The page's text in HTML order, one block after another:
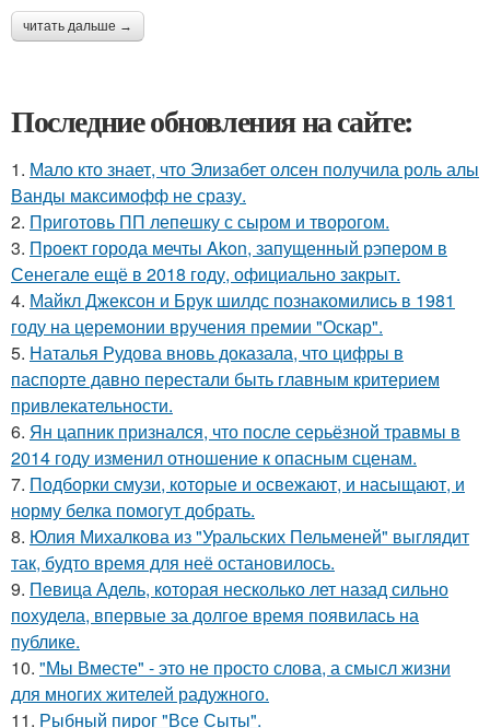
читать дальше →
Последние обновления на сайте:
1. Мало кто знает, что Элизабет олсен получила роль алы
Ванды максимофф не сразу.
2. Приготовь ПП лепешку с сыром и творогом.
3. Проект города мечты Akon, запущенный рэпером в
Сенегале ещё в 2018 году, официально закрыт.
4. Майкл Джексон и Брук шилдс познакомились в 1981
году на церемонии вручения премии "Оскар".
5. Наталья Рудова вновь доказала, что цифры в
паспорте давно перестали быть главным критерием
привлекательности.
6. Ян цапник признался, что после серьёзной травмы в
2014 году изменил отношение к опасным сценам.
7. Подборки смузи, которые и освежают, и насыщают, и
норму белка помогут добрать.
8. Юлия Михалкова из "Уральских Пельменей" выглядит
так, будто время для неё остановилось.
9. Певица Адель, которая несколько лет назад сильно
похудела, впервые за долгое время появилась на
публике.
10. "Мы Вместе" - это не просто слова, а смысл жизни
для многих жителей радужного.
11. Рыбный пирог "Все Сыты".